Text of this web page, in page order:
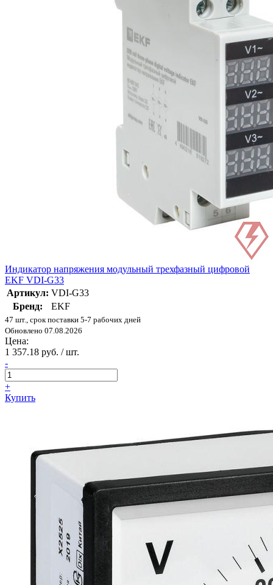
Индикатор напряжения модульный трехфазный цифровой
EKF VDI-G33
Артикул: VDI-G33
Бренд:
EKF
47 шт., срок поставки 5-7 рабочих дней
Обновлено 07.08.2026
Цена:
1 357.18 руб. / шт.
-
+
Купить